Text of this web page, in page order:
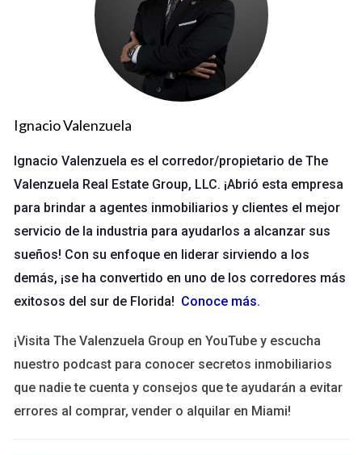
herramientas de análisis permiten recopilar, procesar y
analizar grandes volúmenes de información para obtener
conclusiones valiosas que pueden guiar el rumbo del negocio.
Algunos ejemplos destacados incluyen:
web y el comportamiento de los usuarios, permitiendo a
Tableau:Herramienta de visualización de datos que
facilita la interpretación de información compleja a
través de gráficos interactivos y dashboards.
Plataforma de análisis empresarial de
Microsoft que permite crear informes y visualizaciones
a partir de múltiples fuentes de datos.
El análisis de datos permite a las empresas tomar
decisiones informadas y estratégicas,
oportunidades.
Soluciones de Automatización
Ignacio Valenzuela
Ignacio Valenzuela es el corredor/propietario de The
Valenzuela Real Estate Group, LLC. ¡Abrió esta empresa
para brindar a agentes inmobiliarios y clientes el mejor
servicio de la industria para ayudarlos a alcanzar sus
sueños! Con su enfoque en liderar sirviendo a los
demás, ¡se ha convertido en uno de los corredores más
exitosos del sur de Florida! Conoce más.
¡Visita The Valenzuela Group en YouTube y escucha
nuestro podcast para conocer secretos inmobiliarios
que nadie te cuenta y consejos que te ayudarán a evitar
errores al comprar, vender o alquilar en Miami!